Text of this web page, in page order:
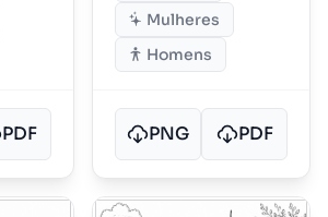
PDF
Mulheres
Homens
PNG PDF